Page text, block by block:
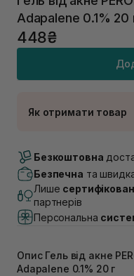
Adapalene 0.1% 20
448₴
Як отримати товар
Немає в наявності!
В наявності
Самовивіз м.
(Duck’s Lake)
Немає в наявності!
В наявності
Самовивіз м.
Безкоштовна
Безпечна та
Лише
партнерів
Персональна
Опис Гель від акне
Adapalene 0.1% 20 г